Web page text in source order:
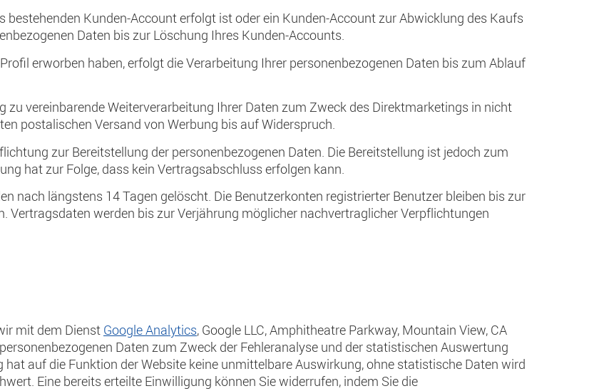
bestehenden Kunden-Account erfolgt ist oder ein Kunden-Account zur Abwicklung des Kaufs
Daten bis zur Löschung Ihres Kunden-Accounts.
erworben haben, erfolgt die Verarbeitung Ihrer personenbezogenen Daten bis zum Ablauf
vereinbarende Weiterverarbeitung Ihrer Daten zum Zweck des Direktmarketings in nicht
postalischen Versand von Werbung bis auf Widerspruch.
zur Bereitstellung der personenbezogenen Daten. Die Bereitstellung ist jedoch zum
hat zur Folge, dass kein Vertragsabschluss erfolgen kann.
nach längstens 14 Tagen gelöscht. Die Benutzerkonten registrierter Benutzer bleiben bis zur
Vertragsdaten werden bis zur Verjährung möglicher nachvertraglicher Verpflichtungen
mit dem Dienst Google Analytics, Google LLC, Amphitheatre Parkway, Mountain View, CA
Daten zum Zweck der Fehleranalyse und der statistischen Auswertung
auf die Funktion der Website keine unmittelbare Auswirkung, ohne statistische Daten wird
Eine bereits erteilte Einwilligung können Sie widerrufen, indem Sie die